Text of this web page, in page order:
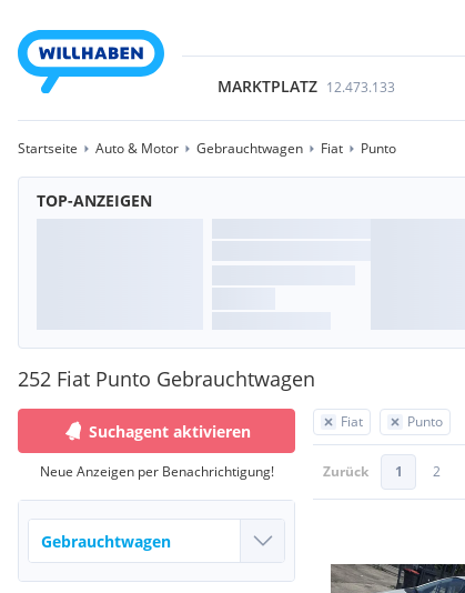
MARKTPLATZ 12.473.133
Startseite Auto & Motor Gebrauchtwagen Fiat Punto
TOP-ANZEIGEN
252 Fiat Punto Gebrauchtwagen
Fiat Punto
Zurück 1 2
Suchagent aktivieren
Neue Anzeigen per Benachrichtigung!